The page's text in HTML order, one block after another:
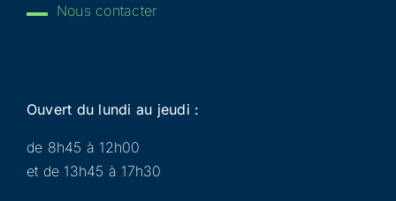
Nous contacter
Ouvert du lundi au jeudi :
de 8h45 à 12h00
et de 13h45 à 17h30